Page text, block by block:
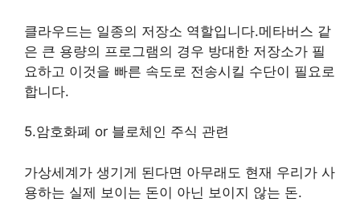
클라우드는 일종의 저장소 역할입니다.메타버스 같
은 큰 용량의 프로그램의 경우 방대한 저장소가 필
요하고 이것을 빠른 속도로 전송시킬 수단이 필요로
합니다.
5.암호화폐 or 블로체인 주식 관련
가상세계가 생기게 된다면 아무래도 현재 우리가 사
용하는 실제 보이는 돈이 아닌 보이지 않는 돈.